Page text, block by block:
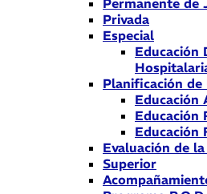
Permanente de
Privada
Especial
Educación
Planificación de
Educación
Educación
Educación
Evaluación de
Superior